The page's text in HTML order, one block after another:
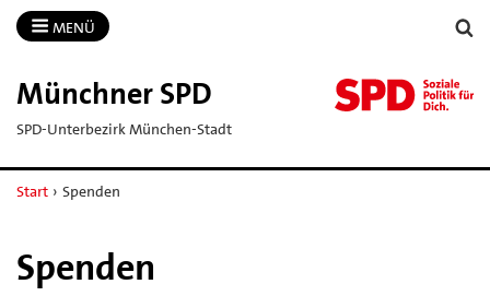
MENÜ
Münchner SPD
SPD-Unterbezirk München-Stadt
Start › Spenden
Spenden